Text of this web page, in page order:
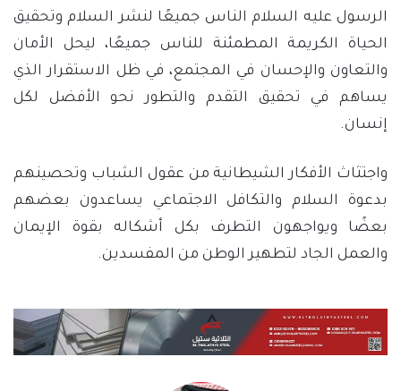
الرسول عليه السلام الناس جميعًا لنشر السلام وتحقيق
الحياة الكريمة المطمئنة للناس جميعًا، ليحل الأمان
والتعاون والإحسان في المجتمع، في ظل الاستقرار الذي
يساهم في تحقيق التقدم والتطور نحو الأفضل لكل
إنسان.
واجتثاث الأفكار الشيطانية من عقول الشباب وتحصينهم
بدعوة السلام والتكافل الاجتماعي يساعدون بعضهم
بعضًا ويواجهون التطرف بكل أشكاله بقوة الإيمان
والعمل الجاد لتطهير الوطن من المفسدين.